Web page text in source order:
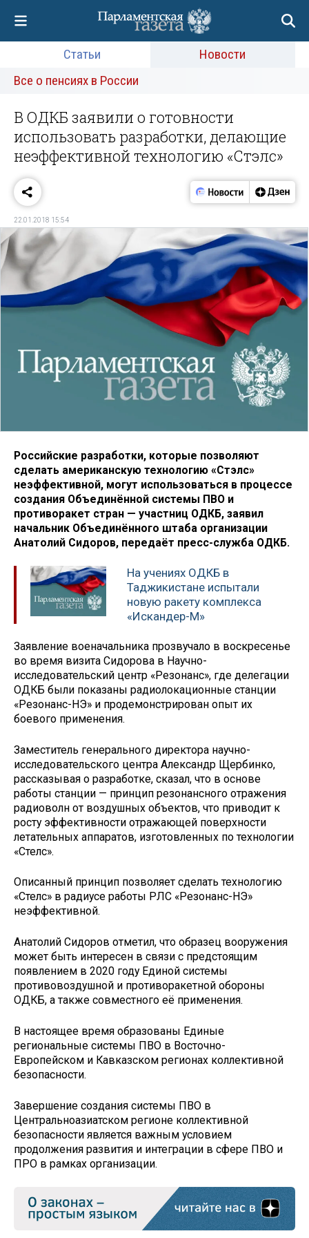
Статьи
Новости
Все о пенсиях в России
В ОДКБ заявили о готовности
использовать разработки, делающие
неэффективной технологию «Стэлс»
22.01.2018 15:54
Российские разработки, которые позволяют
сделать американскую технологию «Стэлс»
неэффективной, могут использоваться в процессе
создания Объединённой системы ПВО и
противоракет стран — участниц ОДКБ, заявил
начальник Объединённого штаба организации
Анатолий Сидоров, передаёт пресс-служба ОДКБ.
На учениях ОДКБ в
Таджикистане испытали
новую ракету комплекса
«Искандер-М»
Заявление военачальника прозвучало в воскресенье
во время визита Сидорова в Научно-
исследовательский центр «Резонанс», где делегации
ОДКБ были показаны радиолокационные станции
«Резонанс-НЭ» и продемонстрирован опыт их
боевого применения.
Заместитель генерального директора научно-
исследовательского центра Александр Щербинко,
рассказывая о разработке, сказал, что в основе
работы станции — принцип резонансного отражения
радиоволн от воздушных объектов, что приводит к
росту эффективности отражающей поверхности
летательных аппаратов, изготовленных по технологии
«Стелс».
Описанный принцип позволяет сделать технологию
«Стелс» в радиусе работы РЛС «Резонанс-НЭ»
неэффективной.
Анатолий Сидоров отметил, что образец вооружения
может быть интересен в связи с предстоящим
появлением в 2020 году Единой системы
противовоздушной и противоракетной обороны
ОДКБ, а также совместного её применения.
В настоящее время образованы Единые
региональные системы ПВО в Восточно-
Европейском и Кавказском регионах коллективной
безопасности.
Завершение создания системы ПВО в
Центральноазиатском регионе коллективной
безопасности является важным условием
продолжения развития и интеграции в сфере ПВО и
ПРО в рамках организации.